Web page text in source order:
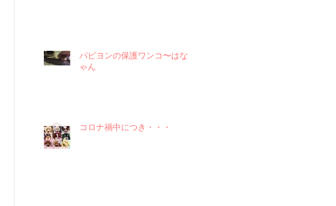
パピヨンの保護ワンコ〜はなち
ゃん
コロナ禍中につき・・・